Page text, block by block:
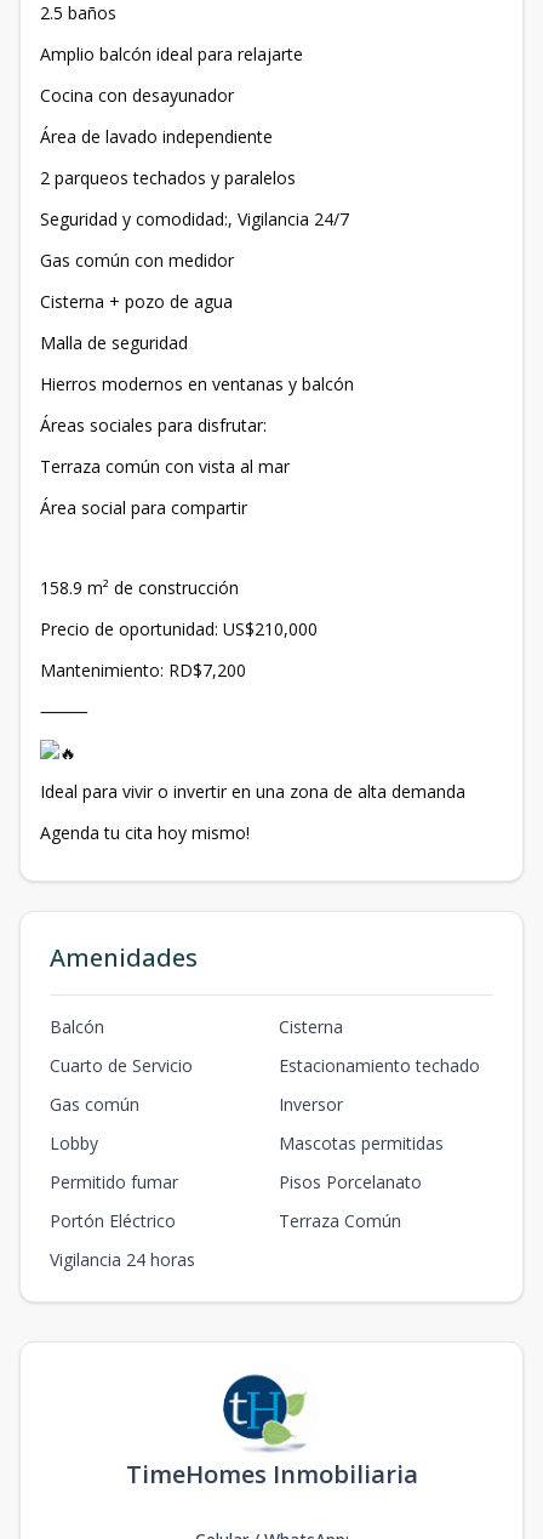
2.5 baños
Amplio balcón ideal para relajarte
Cocina con desayunador
Área de lavado independiente
2 parqueos techados y paralelos
Seguridad y comodidad:, Vigilancia 24/7
Gas común con medidor
Cisterna + pozo de agua
Malla de seguridad
Hierros modernos en ventanas y balcón
Áreas sociales para disfrutar:
Terraza común con vista al mar
Área social para compartir
158.9 m² de construcción
Precio de oportunidad: US$210,000
Mantenimiento: RD$7,200
⸻
Ideal para vivir o invertir en una zona de alta demanda
Agenda tu cita hoy mismo!
Amenidades
Balcón
Cisterna
Cuarto de Servicio
Estacionamiento techado
Gas común
Inversor
Lobby
Mascotas permitidas
Permitido fumar
Pisos Porcelanato
Portón Eléctrico
Terraza Común
Vigilancia 24 horas
TimeHomes Inmobiliaria